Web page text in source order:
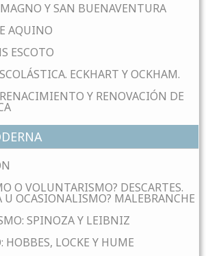
Y SAN BUENAVENTURA
AQUINO
ESCOTO
ECKHART Y OCKHAM.
Y RENOVACIÓN DE
O VOLUNTARISMO? DESCARTES.
U OCASIONALISMO? MALEBRANCHE
SPINOZA Y LEIBNIZ
HOBBES, LOCKE Y HUME